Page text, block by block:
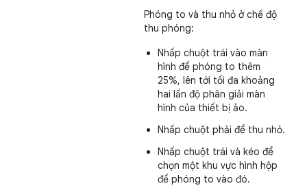
Phóng to và thu nhỏ ở chế độ
thu phóng:
Nhấp chuột trái vào màn
hình để phóng to thêm
25%, lên tới tối đa khoảng
hai lần độ phân giải màn
hình của thiết bị ảo.
Nhấp chuột phải để thu nhỏ.
Nhấp chuột trái và kéo để
chọn một khu vực hình hộp
để phóng to vào đó.